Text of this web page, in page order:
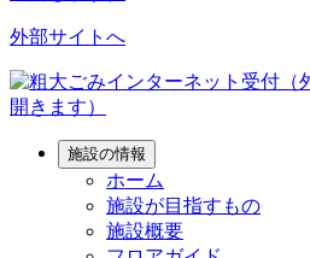
外部サイトへ
施設の情報
ホーム
施設が目指すもの
施設概要